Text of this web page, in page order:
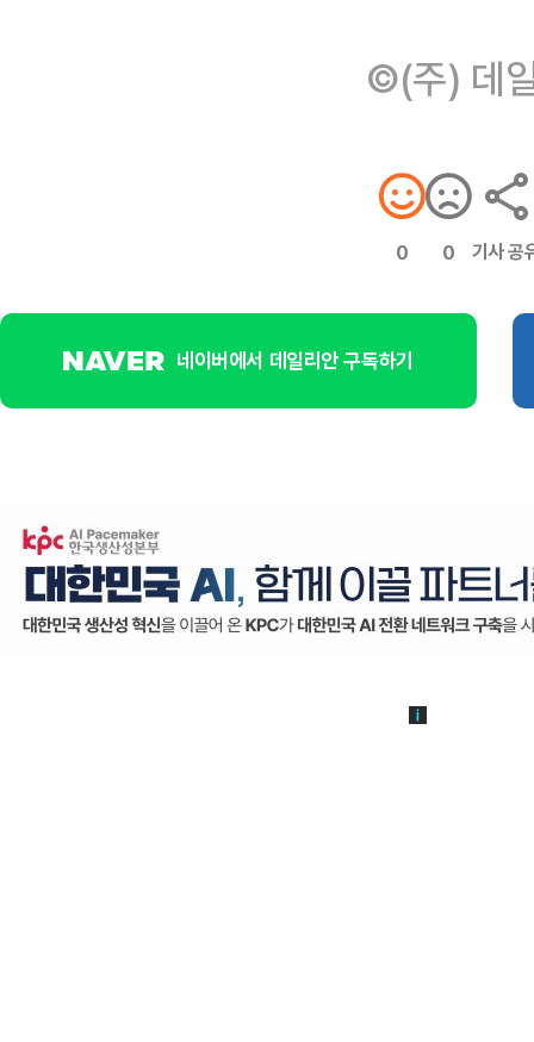
©(주) 데
0 0 기사 공
네이버에서 데일리안 구독하기